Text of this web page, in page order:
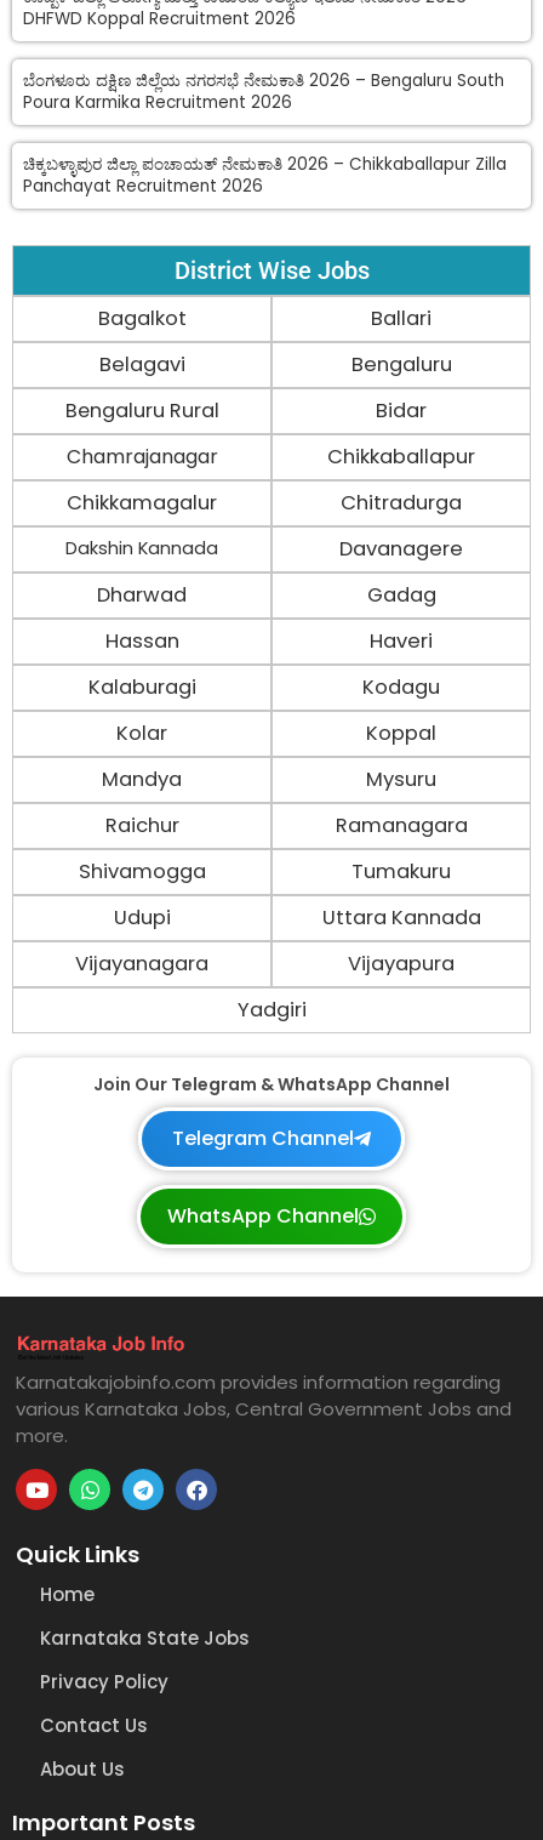
DHFWD Koppal Recruitment 2026
ಬೆಂಗಳೂರು ದಕ್ಷಿಣ ಜಿಲ್ಲೆಯ ನಗರಸಭೆ ನೇಮಕಾತಿ 2026 – Bengaluru South
Poura Karmika Recruitment 2026
ಚಿಕ್ಕಬಳ್ಳಾಪುರ ಜಿಲ್ಲಾ ಪಂಚಾಯತ್ ನೇಮಕಾತಿ 2026 – Chikkaballapur Zilla
Panchayat Recruitment 2026
District Wise Jobs
Bagalkot
Ballari
Belagavi
Bengaluru
Bengaluru Rural
Bidar
Chamrajanagar
Chikkaballapur
Chikkamagalur
Chitradurga
Dakshin Kannada
Davanagere
Dharwad
Gadag
Hassan
Haveri
Kalaburagi
Kodagu
Kolar
Koppal
Mandya
Mysuru
Raichur
Ramanagara
Shivamogga
Tumakuru
Udupi
Uttara Kannada
Vijayanagara
Vijayapura
Yadgiri
Join Our Telegram & WhatsApp Channel
Telegram Channel
WhatsApp Channel
Karnatakajobinfo.com provides information regarding
various Karnataka Jobs, Central Government Jobs and
more.
Quick Links
Home
Karnataka State Jobs
Privacy Policy
Contact Us
About Us
Important Posts